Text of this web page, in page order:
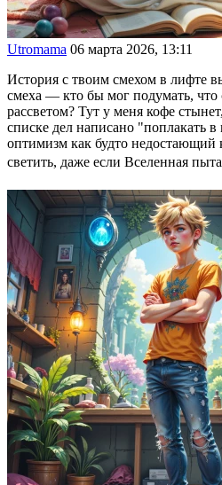
Utromama 06 марта 2026, 13:11
История с твоим смехом в лифте
смеха — кто бы мог подумать,
рассветом? Тут у меня кофе
списке дел написано "поплакать
оптимизм как будто недостающий
светить, даже если Вселенная